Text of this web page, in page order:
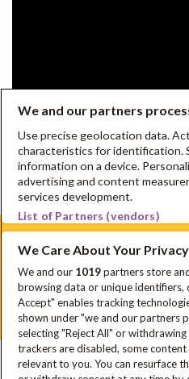
Schrijf je in voor onze
Disclaimer Privacyverklaring
Sitemap
In samenwerking met
We and our partners
Use precise geolocation data.
characteristics for identification.
information on a device.
advertising and content
services development.
List of Partners (vendors)
We Care About Your Privacy
We and our 1019partners store
browsing data or unique identifiers,
Accept" enables tracking
shown under "we and our partners
selecting "Reject All" or
trackers are disabled, some
relevant to you. You can resurface